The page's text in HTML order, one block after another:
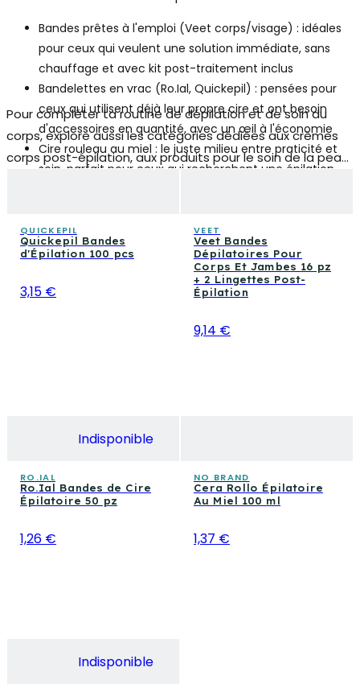
Bandes prêtes à l'emploi (Veet corps/visage) : idéales
pour ceux qui veulent une solution immédiate, sans
chauffage et avec kit post-traitement inclus
Bandelettes en vrac (Ro.Ial, Quickepil) : pensées pour
ceux qui utilisent déjà leur propre cire et ont besoin
d'accessoires en quantité, avec un œil à l'économie
Cire rouleau au miel : le juste milieu entre praticité et
soin, parfait pour ceux qui recherchent une épilation
Pour compléter ta routine de dépilation et de soin du
corps, explore aussi les catégories dédiées aux crèmes
corps post-épilation, aux produits pour le soin de la peau
QUICKEPIL
Quickepil Bandes
d'Épilation 100 pcs
3,15 €
VEET
Veet Bandes
Dépilatoires Pour
Corps Et Jambes 16 pz
+ 2 Lingettes Post-
Épilation
9,14 €
Indisponible
RO.IAL
Ro.Ial Bandes de Cire
Épilatoire 50 pz
1,26 €
NO BRAND
Cera Rollo Épilatoire
Au Miel 100 ml
1,37 €
Indisponible